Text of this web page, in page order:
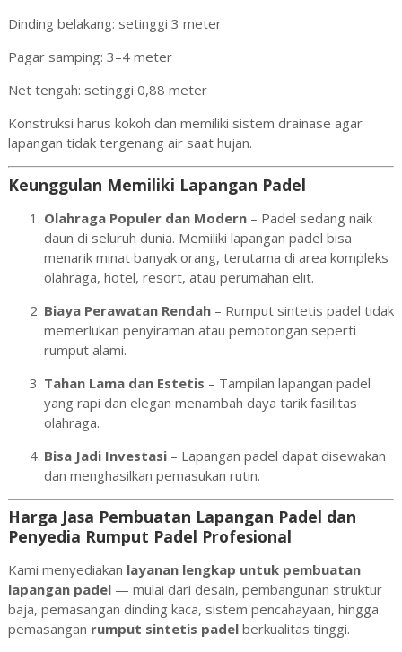
Dinding belakang: setinggi 3 meter
Pagar samping: 3–4 meter
Net tengah: setinggi 0,88 meter
Konstruksi harus kokoh dan memiliki sistem drainase agar
lapangan tidak tergenang air saat hujan.
Keunggulan Memiliki Lapangan Padel
Olahraga Populer dan Modern– Padel sedang naik
daun di seluruh dunia. Memiliki lapangan padel bisa
menarik minat banyak orang, terutama di area kompleks
olahraga, hotel, resort, atau perumahan elit.
Biaya Perawatan Rendah– Rumput sintetis padel tidak
memerlukan penyiraman atau pemotongan seperti
rumput alami.
Tahan Lama dan Estetis – Tampilan lapangan padel
yang rapi dan elegan menambah daya tarik fasilitas
olahraga.
Bisa Jadi Investasi– Lapangan padel dapat disewakan
dan menghasilkan pemasukan rutin.
Harga Jasa Pembuatan Lapangan Padel dan
Penyedia Rumput Padel Profesional
Kami menyediakan layanan lengkap untuk pembuatan
lapangan padel— mulai dari desain, pembangunan struktur
baja, pemasangan dinding kaca, sistem pencahayaan, hingga
pemasangan rumput sintetis padelberkualitas tinggi.